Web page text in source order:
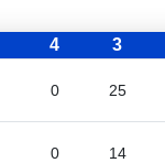
3
4
25
0
14
0